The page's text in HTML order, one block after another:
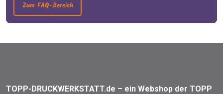
Zum FAQ-Bereich
TOPP-DRUCKWERKSTATT.de – ein Webshop der TOPP